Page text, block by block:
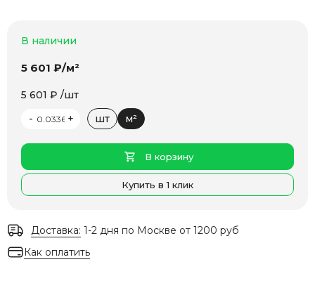
В наличии
5 601 ₽/м²
5 601 ₽ /шт
-
+ шт м²
В корзину
Купить в 1 клик
Доставка: 1-2 дня по Москве от 1200 руб
Как оплатить